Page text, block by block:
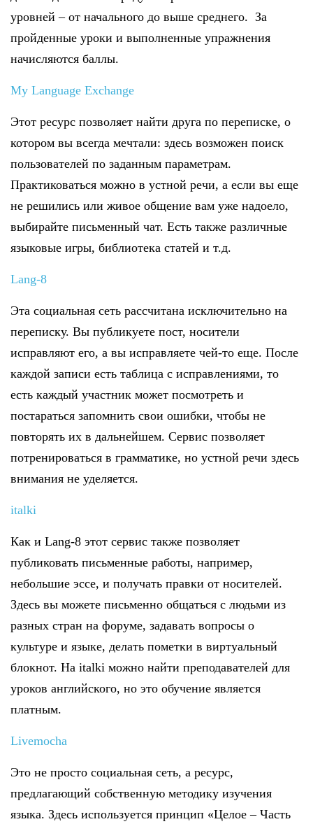
уровней – от начального до выше среднего. За
пройденные уроки и выполненные упражнения
начисляются баллы.
My Language Exchange
Этот ресурс позволяет найти друга по переписке, о
котором вы всегда мечтали: здесь возможен поиск
пользователей по заданным параметрам.
Практиковаться можно в устной речи, а если вы еще
не решились или живое общение вам уже надоело,
выбирайте письменный чат. Есть также различные
языковые игры, библиотека статей и т.д.
Lang-8
Эта социальная сеть рассчитана исключительно на
переписку. Вы публикуете пост, носители
исправляют его, а вы исправляете чей-то еще. После
каждой записи есть таблица с исправлениями, то
есть каждый участник может посмотреть и
постараться запомнить свои ошибки, чтобы не
повторять их в дальнейшем. Сервис позволяет
потренироваться в грамматике, но устной речи здесь
внимания не уделяется.
italki
Как и Lang-8 этот сервис также позволяет
публиковать письменные работы, например,
небольшие эссе, и получать правки от носителей.
Здесь вы можете письменно общаться с людьми из
разных стран на форуме, задавать вопросы о
культуре и языке, делать пометки в виртуальный
блокнот. На italki можно найти преподавателей для
уроков английского, но это обучение является
платным.
Livemocha
Это не просто социальная сеть, а ресурс,
предлагающий собственную методику изучения
языка. Здесь используется принцип «Целое – Часть